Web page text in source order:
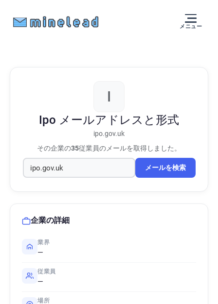
メニュー
I
Ipo メールアドレスと形式
ipo.gov.uk
その企業の35従業員のメールを取得しました。
メールを検索
企業の詳細
業界
—
従業員
—
場所